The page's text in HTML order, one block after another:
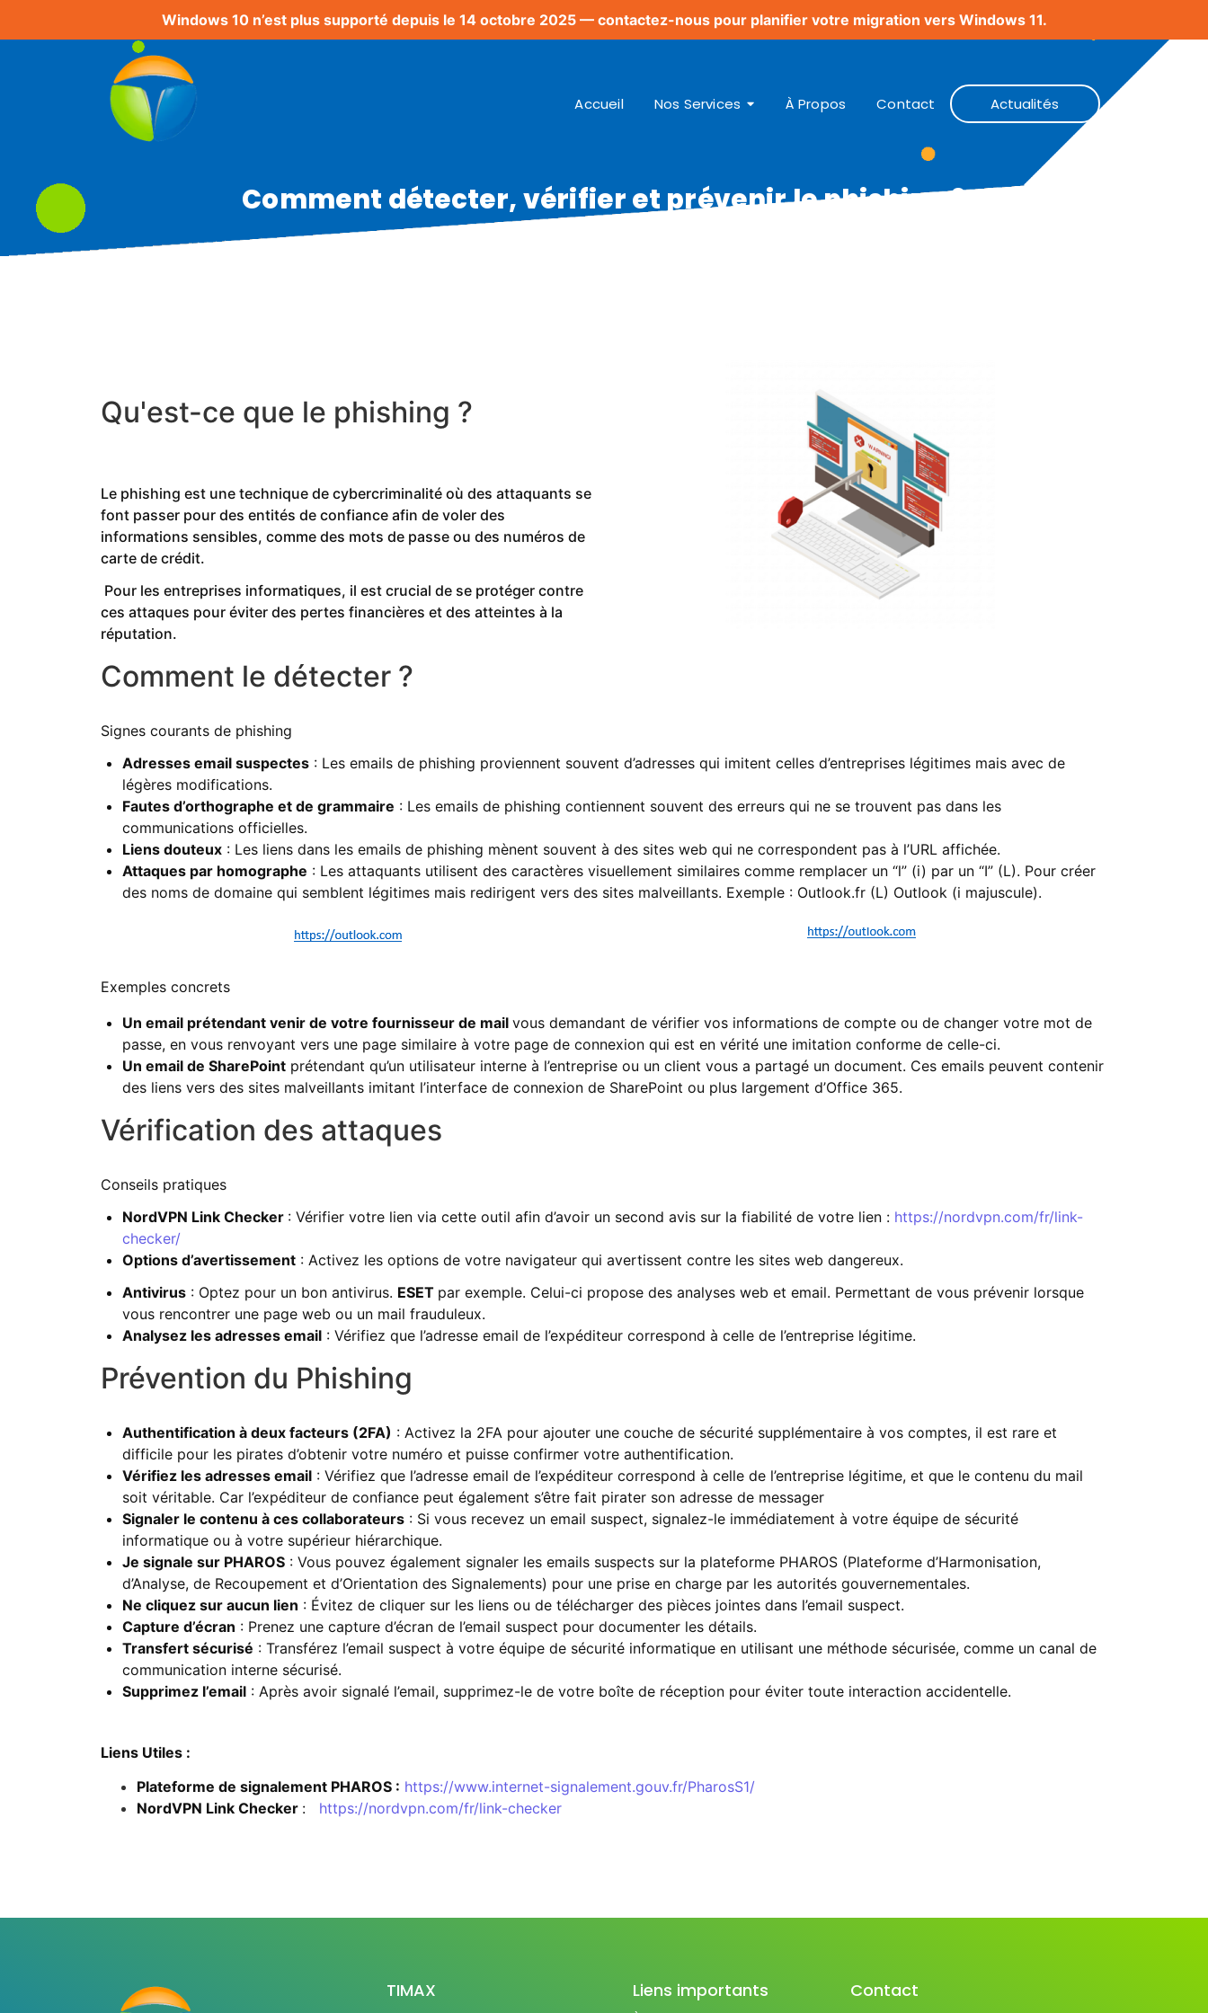
Windows 10 n’est plus supporté depuis le 14 octobre 2025 — contactez-nous pour planifier votre migration vers Windows 11.
Accueil Nos Services À Propos Contact Actualités
Comment détecter, vérifier et prévenir le phishing ?
Qu'est-ce que le phishing ?
Le phishing est une technique de cybercriminalité où des attaquants se
font passer pour des entités de confiance afin de voler des
informations sensibles, comme des mots de passe ou des numéros de
carte de crédit.
Pour les entreprises informatiques, il est crucial de se protéger contre
ces attaques pour éviter des pertes financières et des atteintes à la
réputation.
Comment le détecter ?
Signes courants de phishing
Adresses email suspectes : Les emails de phishing proviennent souvent d’adresses qui imitent celles d’entreprises légitimes mais avec de
légères modifications.
Fautes d’orthographe et de grammaire : Les emails de phishing contiennent souvent des erreurs qui ne se trouvent pas dans les
communications officielles.
Liens douteux : Les liens dans les emails de phishing mènent souvent à des sites web qui ne correspondent pas à l’URL affichée.
Attaques par homographe : Les attaquants utilisent des caractères visuellement similaires comme remplacer un “l” (i) par un “I” (L). Pour créer
des noms de domaine qui semblent légitimes mais redirigent vers des sites malveillants. Exemple : Outlook.fr (L) OutIook (i majuscule).
Exemples concrets
Un email prétendant venir de votre fournisseur de mail vous demandant de vérifier vos informations de compte ou de changer votre mot de
passe, en vous renvoyant vers une page similaire à votre page de connexion qui est en vérité une imitation conforme de celle-ci.
Un email de SharePoint prétendant qu’un utilisateur interne à l’entreprise ou un client vous a partagé un document. Ces emails peuvent contenir
des liens vers des sites malveillants imitant l’interface de connexion de SharePoint ou plus largement d’Office 365.
Vérification des attaques
Conseils pratiques
NordVPN Link Checker : Vérifier votre lien via cette outil afin d’avoir un second avis sur la fiabilité de votre lien : https://nordvpn.com/fr/link-
checker/
Options d’avertissement : Activez les options de votre navigateur qui avertissent contre les sites web dangereux.
Antivirus : Optez pour un bon antivirus. ESET par exemple. Celui-ci propose des analyses web et email. Permettant de vous prévenir lorsque
vous rencontrer une page web ou un mail frauduleux.
Analysez les adresses email : Vérifiez que l’adresse email de l’expéditeur correspond à celle de l’entreprise légitime.
Prévention du Phishing
Authentification à deux facteurs (2FA) : Activez la 2FA pour ajouter une couche de sécurité supplémentaire à vos comptes, il est rare et
difficile pour les pirates d’obtenir votre numéro et puisse confirmer votre authentification.
Vérifiez les adresses email : Vérifiez que l’adresse email de l’expéditeur correspond à celle de l’entreprise légitime, et que le contenu du mail
soit véritable. Car l’expéditeur de confiance peut également s’être fait pirater son adresse de messager
Signaler le contenu à ces collaborateurs : Si vous recevez un email suspect, signalez-le immédiatement à votre équipe de sécurité
informatique ou à votre supérieur hiérarchique.
Je signale sur PHAROS : Vous pouvez également signaler les emails suspects sur la plateforme PHAROS (Plateforme d’Harmonisation,
d’Analyse, de Recoupement et d’Orientation des Signalements) pour une prise en charge par les autorités gouvernementales.
Ne cliquez sur aucun lien : Évitez de cliquer sur les liens ou de télécharger des pièces jointes dans l’email suspect.
Capture d’écran : Prenez une capture d’écran de l’email suspect pour documenter les détails.
Transfert sécurisé : Transférez l’email suspect à votre équipe de sécurité informatique en utilisant une méthode sécurisée, comme un canal de
communication interne sécurisé.
Supprimez l’email : Après avoir signalé l’email, supprimez-le de votre boîte de réception pour éviter toute interaction accidentelle.
Liens Utiles :
Plateforme de signalement PHAROS : https://www.internet-signalement.gouv.fr/PharosS1/
NordVPN Link Checker : https://nordvpn.com/fr/link-checker
TIMAX Liens importants Contact